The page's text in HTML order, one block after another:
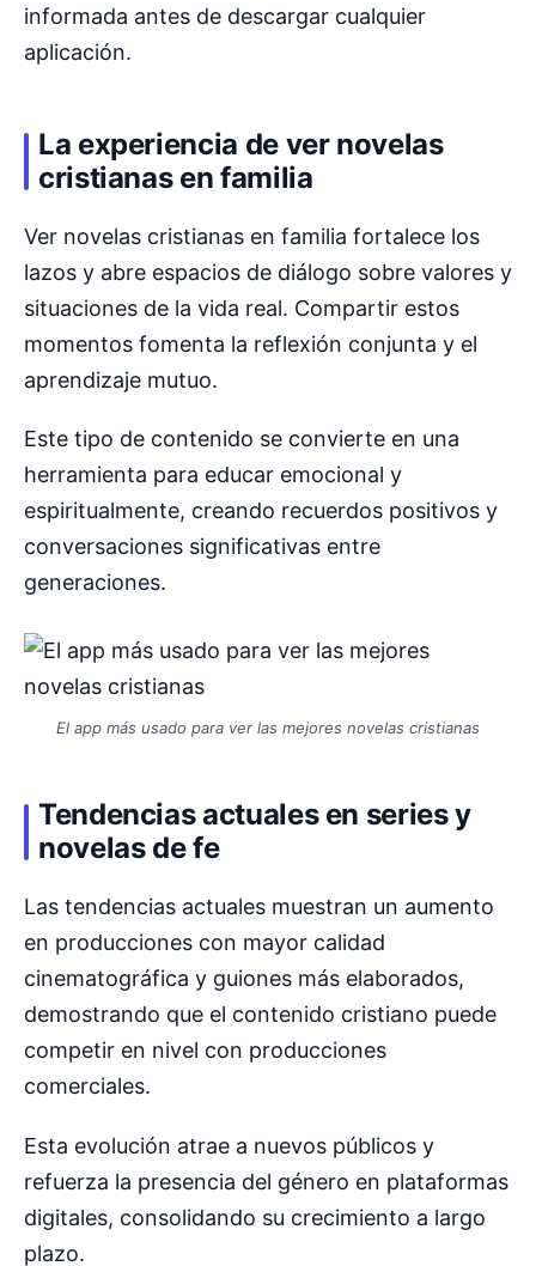
informada antes de descargar cualquier
aplicación.
La experiencia de ver novelas
cristianas en familia
Ver novelas cristianas en familia fortalece los
lazos y abre espacios de diálogo sobre valores y
situaciones de la vida real. Compartir estos
momentos fomenta la reflexión conjunta y el
aprendizaje mutuo.
Este tipo de contenido se convierte en una
herramienta para educar emocional y
espiritualmente, creando recuerdos positivos y
conversaciones significativas entre
generaciones.
El app más usado para ver las mejores novelas cristianas
Tendencias actuales en series y
novelas de fe
Las tendencias actuales muestran un aumento
en producciones con mayor calidad
cinematográfica y guiones más elaborados,
demostrando que el contenido cristiano puede
competir en nivel con producciones
comerciales.
Esta evolución atrae a nuevos públicos y
refuerza la presencia del género en plataformas
digitales, consolidando su crecimiento a largo
plazo.